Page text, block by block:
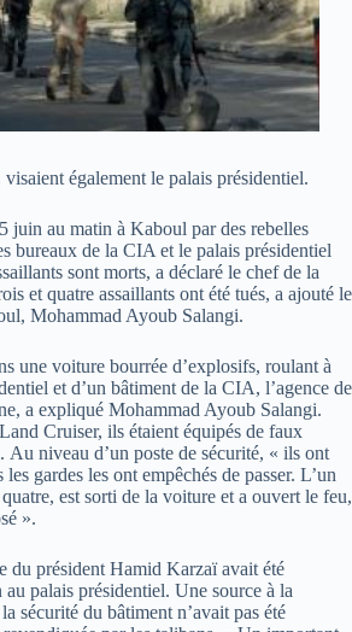
également le palais présidentiel.
juin au matin à Kaboul par des rebelles
bureaux de la CIA et le palais présidentiel
sont morts, a déclaré le chef de la
et quatre assaillants ont été tués, a ajouté le
Mohammad Ayoub Salangi.
une voiture bourrée d’explosifs, roulant à
et d’un bâtiment de la CIA, l’agence de
a expliqué Mohammad Ayoub Salangi.
Cruiser, ils étaient équipés de faux
niveau d’un poste de sécurité, « ils ont
gardes les ont empêchés de passer. L’un
est sorti de la voiture et a ouvert le feu,
».
du président Hamid Karzaï avait été
palais présidentiel. Une source à la
sécurité du bâtiment n’avait pas été